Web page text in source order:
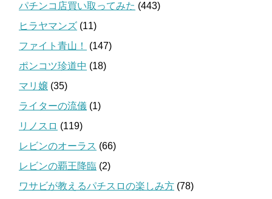
パチンコ店買い取ってみた (443)
ヒラヤマンズ (11)
ファイト青山！
(147)
ポンコツ珍道中 (18)
マリ嬢 (35)
ライターの流儀 (1)
リノスロ (119)
レビンのオーラス (66)
レビンの覇王降臨 (2)
ワサビが教えるパチスロの楽しみ方 (78)